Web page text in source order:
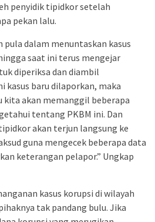
penyidik tipidkor setelah
pekan lalu.
pula dalam menuntaskan kasus
saat ini terus mengejar
diperiksa dan diambil
kasus baru dilaporkan, maka
kita akan memanggil beberapa
tentang PKBM ini. Dan
akan terjun langsung ke
guna mengecek beberapa data
keterangan pelapor.” Ungkap
kasus korupsi di wilayah
tak pandang bulu. Jika